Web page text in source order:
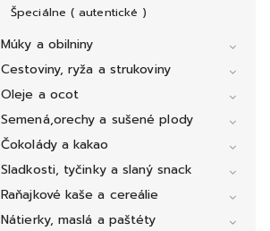
Špeciálne ( autentické )
Múky a obilniny
Cestoviny, ryža a strukoviny
Oleje a ocot
Semená,orechy a sušené plody
Čokolády a kakao
Sladkosti, tyčinky a slaný snack
Raňajkové kaše a cereálie
Nátierky, maslá a paštéty